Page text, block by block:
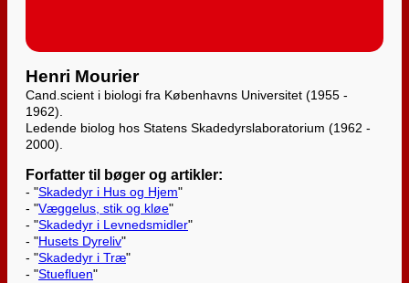
Henri Mourier
Cand.scient i biologi fra Københavns Universitet (1955 -
1962).
Ledende biolog hos Statens Skadedyrslaboratorium (1962 -
2000).
Forfatter til bøger og artikler:
- "Skadedyr i Hus og Hjem"
- "Væggelus, stik og kløe"
- "Skadedyr i Levnedsmidler"
- "Husets Dyreliv"
- "Skadedyr i Træ"
- "Stuefluen"